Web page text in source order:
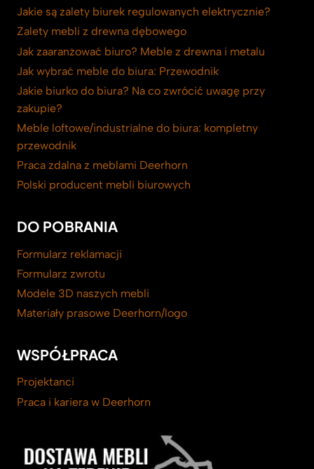
Jakie są zalety biurek regulowanych elektrycznie?
Zalety mebli z drewna dębowego
Jak zaaranżować biuro? Meble z drewna i metalu
Jak wybrać meble do biura: Przewodnik
Jakie biurko do biura? Na co zwrócić uwagę przy
zakupie?
Meble loftowe/industrialne do biura: kompletny
przewodnik
Praca zdalna z meblami Deerhorn
Polski producent mebli biurowych
DO POBRANIA
Formularz reklamacji
Formularz zwrotu
Modele 3D naszych mebli
Materiały prasowe Deerhorn/logo
WSPÓŁPRACA
Projektanci
Praca i kariera w Deerhorn